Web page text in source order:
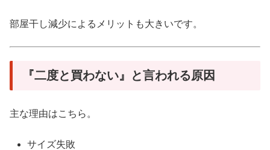
部屋干し減少によるメリットも大きいです。
『二度と買わない』と言われる原因
主な理由はこちら。
サイズ失敗